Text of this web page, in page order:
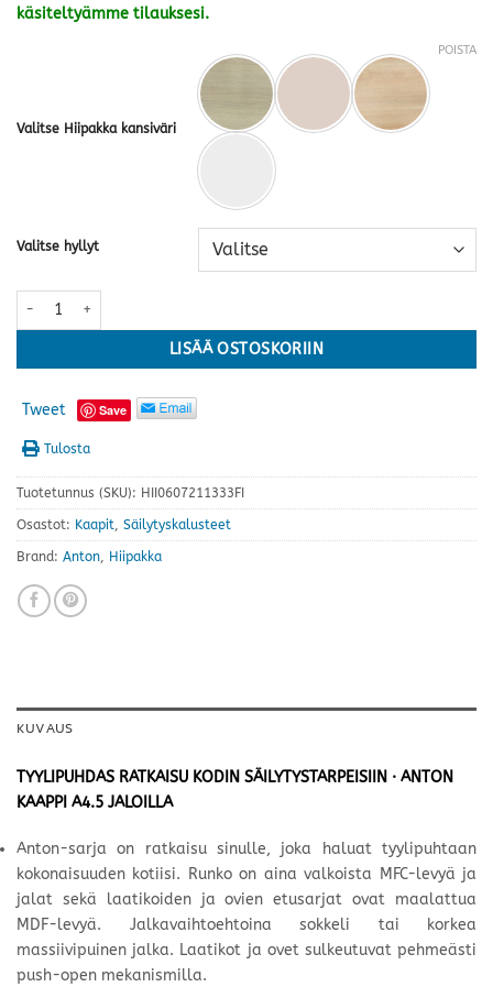
käsiteltyämme tilauksesi.
Valitse Hiipakka kansiväri
Valitse hyllyt
POISTA
Anton kaappi A4.5 jaloilla · useita värejä määrä
LISÄÄ OSTOSKORIIN
Tweet Save
Tulosta
Tuotetunnus (SKU): HII0607211333FI
Osastot: Kaapit Säilytyskalusteet
Brand: Anton Hiipakka
KUVAUS
TYYLIPUHDAS RATKAISU KODIN SÄILYTYSTARPEISIIN · ANTON
KAAPPI A4.5 JALOILLA
Anton-sarja on ratkaisu sinulle, joka haluat tyylipuhtaan
kokonaisuuden kotiisi. Runko on aina valkoista MFC-levyä ja
jalat sekä laatikoiden ja ovien etusarjat ovat maalattua
MDF-levyä. Jalkavaihtoehtoina sokkeli tai korkea
massiivipuinen jalka. Laatikot ja ovet sulkeutuvat pehmeästi
push-open mekanismilla.